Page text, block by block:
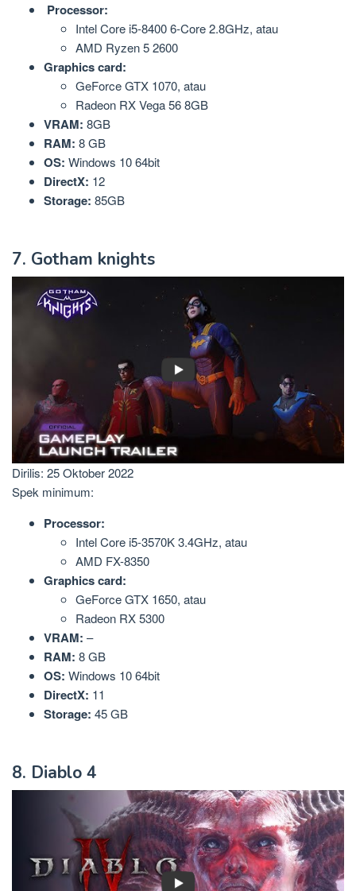
Processor:
Intel Core i5-8400 6-Core 2.8GHz, atau
AMD Ryzen 5 2600
Graphics card:
GeForce GTX 1070, atau
Radeon RX Vega 56 8GB
VRAM: 8GB
RAM: 8 GB
OS: Windows 10 64bit
DirectX: 12
Storage: 85GB
7. Gotham knights
Dirilis: 25 Oktober 2022
Spek minimum:
Processor:
Intel Core i5-3570K 3.4GHz, atau
AMD FX-8350
Graphics card:
GeForce GTX 1650, atau
Radeon RX 5300
VRAM: –
RAM: 8 GB
OS: Windows 10 64bit
DirectX: 11
Storage: 45 GB
8. Diablo 4